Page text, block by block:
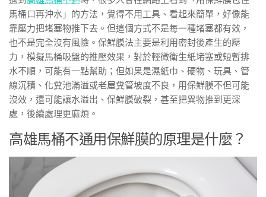
馬桶口再沖水」的方法，覺得不用工具、看起來簡單，好像能
靠壓力把堵塞物推下去。但這個方式不是每一種堵塞都有效，
也不是完全沒有風險。保鮮膜法主要是利用密封後產生的壓
力，模擬馬桶吸盤的推壓效果，對於輕微衛生紙堵塞或短暫排
水不順，可能有一點幫助；但如果是濕紙巾、硬物、玩具、管
線沉積、化糞池滿溢或老屋糞管坡度不良，用保鮮膜不但可能
沒效，還可能讓水溢出、保鮮膜破裂，甚至把異物推到更深
處，後續處理更麻煩。
高雄馬桶不通用保鮮膜的原理是什麼？